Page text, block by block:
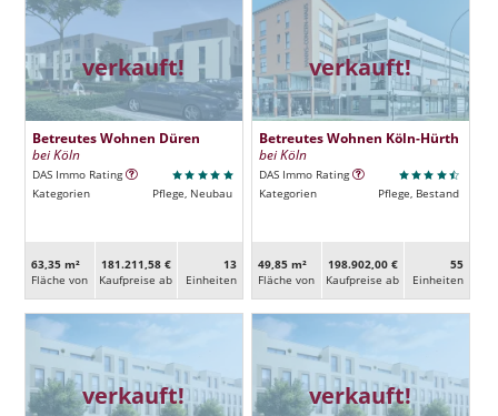
verkauft!
Betreutes Wohnen Düren
bei Köln
DAS Immo Rating
Kategorien
Pflege, Neubau
63,35 m²
Fläche von
181.211,58 €
Kaufpreise ab
13
Ein­heiten
verkauft!
Betreutes Wohnen Köln-Hürth
bei Köln
DAS Immo Rating
Kategorien
Pflege, Bestand
49,85 m²
Fläche von
198.902,00 €
Kaufpreise ab
55
Ein­heiten
verkauft! verkauft!